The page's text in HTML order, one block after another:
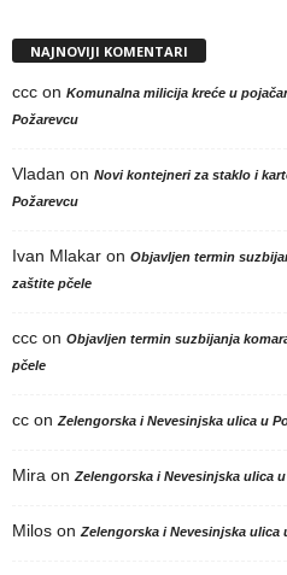
NAJNOVIJI KOMENTARI
ccc on Komunalna milicija kreće u
Požarevcu
Vladan on Novi kontejneri za staklo i
Požarevcu
Ivan Mlakar on Objavljen termin
zaštite pčele
ccc on Objavljen termin suzbijanja
pčele
cc on Zelengorska i Nevesinjska ulica u
Mira on Zelengorska i Nevesinjska ulica
Milos on Zelengorska i Nevesinjska ulica